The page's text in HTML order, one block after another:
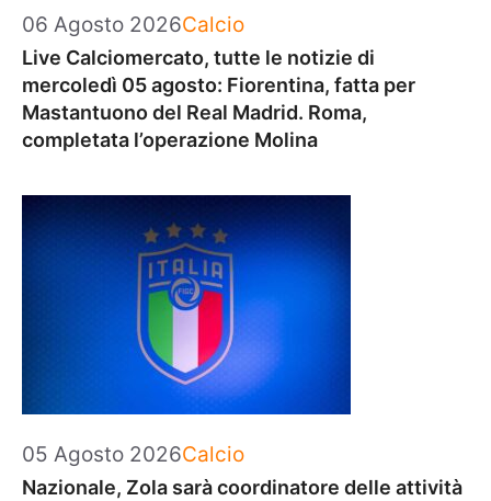
06 Agosto 2026Categorie
Calcio
Live Calciomercato, tutte le notizie di
mercoledì 05 agosto: Fiorentina, fatta per
Mastantuono del Real Madrid. Roma,
completata l’operazione Molina
05 Agosto 2026Categorie
Calcio
Nazionale, Zola sarà coordinatore delle attività